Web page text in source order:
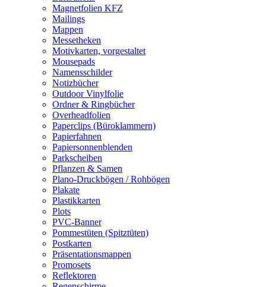
Magnetfolien KFZ
Mailings
Mappen
Messetheken
Motivkarten, vorgestaltet
Mousepads
Namensschilder
Notizbücher
Outdoor Vinylfolie
Ordner & Ringbücher
Overheadfolien
Paperclips (Büroklammern)
Papierfahnen
Papiersonnenblenden
Parkscheiben
Pflanzen & Samen
Plano-Druckbögen / Rohbögen
Plakate
Plastikkarten
Plots
PVC-Banner
Pommestüten (Spitztüten)
Postkarten
Präsentationsmappen
Promosets
Reflektoren